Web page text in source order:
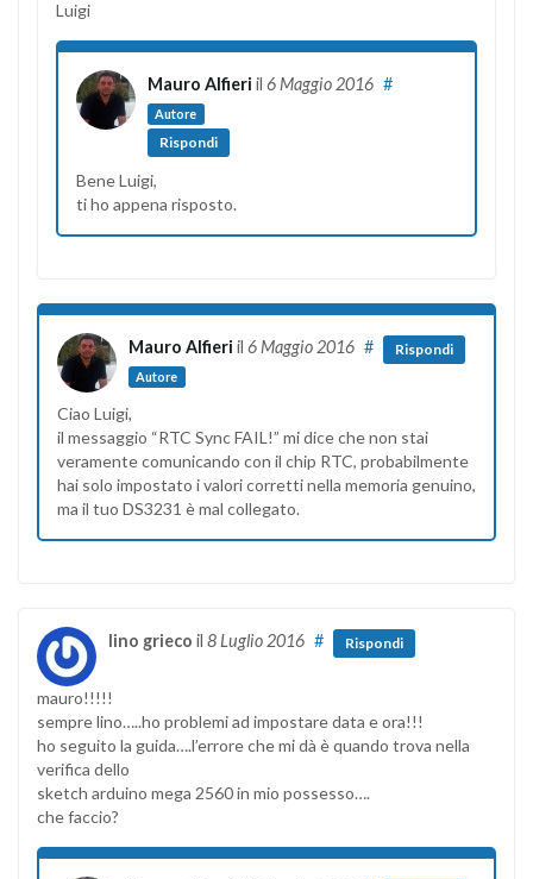
Luigi
Mauro Alfieri il 6 Maggio 2016
Autore
#
Rispondi
Bene Luigi,
ti ho appena risposto.
Mauro Alfieri il 6 Maggio 2016
Autore
# Rispondi
Ciao Luigi,
il messaggio “RTC Sync FAIL!” mi dice che non stai
veramente comunicando con il chip RTC, probabilmente
hai solo impostato i valori corretti nella memoria genuino,
ma il tuo DS3231 è mal collegato.
lino grieco il 8 Luglio 2016 # Rispondi
mauro!!!!!
sempre lino…..ho problemi ad impostare data e ora!!!
ho seguito la guida….l’errore che mi dà è quando trova nella
verifica dello
sketch arduino mega 2560 in mio possesso….
che faccio?